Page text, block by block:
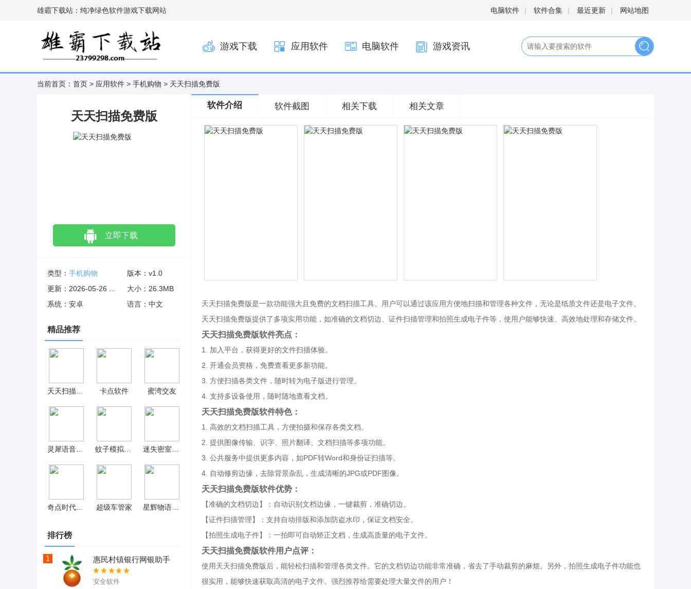
雄霸下载站：纯净绿色软件游戏下载网站 电脑软件 | 软件合集 | 最近更新 | 网站地图
游戏下载 应用软件 电脑软件 游戏资讯
当前首页： 首页 > 应用软件 > 手机购物 > 天天扫描免费版
天天扫描免费版
立即下载
类型： 手机购物
版本：v1.0
大小：26.3MB
系统：安卓
语言：中文
精品推荐
卡点软件 ​蜜湾交友
超级车管家
排行榜
1 惠民村镇银行网银助手
安全软件
软件介绍 软件截图 相关下载 相关文章
天天扫描免费版是一款功能强大且免费的文档扫描工具。用户可以通过该应用方便地扫描和管理各种文件，无论是纸质文件还是电子文件。
天天扫描免费版提供了多项实用功能，如准确的文档切边、证件扫描管理和拍照生成电子件等，使用户能够快速、高效地处理和存储文件。
天天扫描免费版软件亮点：
1. 加入平台，获得更好的文件扫描体验。
2. 开通会员资格，免费查看更多新功能。
3. 方便扫描各类文件，随时转为电子版进行管理。
4. 支持多设备使用，随时随地查看文档。
天天扫描免费版软件特色：
1. 高效的文档扫描工具，方便拍摄和保存各类文档。
2. 提供图像传输、识字、照片翻译、文档扫描等多项功能。
3. 公共服务中提供更多内容，如PDF转Word和身份证扫描等。
4. 自动修剪边缘，去除背景杂乱，生成清晰的JPG或PDF图像。
天天扫描免费版软件优势：
【准确的文档切边】：自动识别文档边缘，一键裁剪，准确切边。
【证件扫描管理】：支持自动排版和添加防盗水印，保证文档安全。
【拍照生成电子件】：一拍即可自动矫正文档，生成高质量的电子文件。
天天扫描免费版软件用户点评：
使用天天扫描免费版后，能轻松扫描和管理各类文件。它的文档切边功能非常准确，省去了手动裁剪的麻烦。另外，拍照生成电子件功能也
很实用，能够快速获取高清的电子文件。强烈推荐给需要处理大量文件的用户！